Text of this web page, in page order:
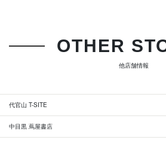
OTHER
他店舗情報
代官山 T-SITE
中目黒 蔦屋書店